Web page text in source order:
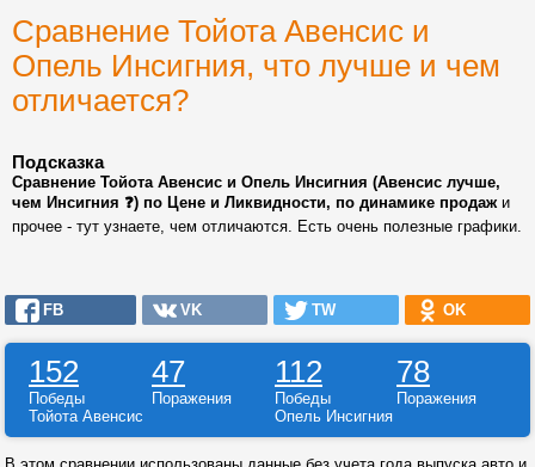
Сравнение Тойота Авенсис и
Опель Инсигния, что лучше и чем
отличается?
Подсказка
Сравнение Тойота Авенсис и Опель Инсигния (Авенсис лучше,
чем Инсигния ❓) по Цене и Ликвидности, по динамике продажи
прочее - тут узнаете, чем отличаются. Есть очень полезные графики.
FB VK TW OK
152 47 112 78
Победы Поражения Победы
Поражения
Тойота Авенсис
Опель Инсигния